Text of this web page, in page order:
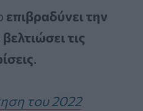
επιβραδύνει την
βελτιώσει τις
.
του 2022